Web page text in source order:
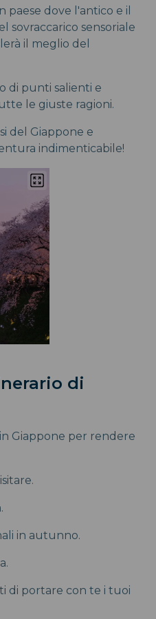
dove l'antico e il
sovraccarico sensoriale
il meglio del
di punti salienti e
le giuste ragioni.
del Giappone e
indimenticabile!
di
Giappone per rendere
in autunno.
di portare con te i tuoi